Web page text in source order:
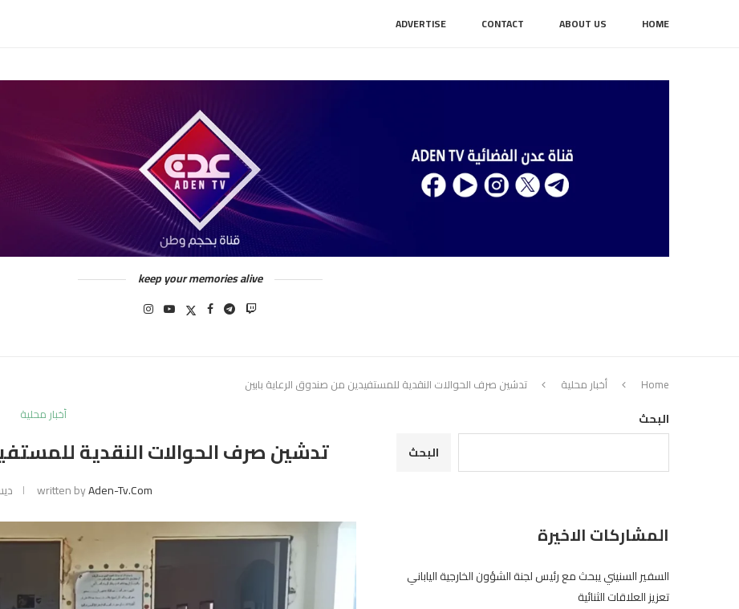
HOME
ABOUT US
CONTACT
ADVERTISE
keep your memories alive
Home أخبار محلية
تدشين صرف الحوالات النقدية للمستفيدين من صندوق الرعاية بابين
أخبار محلية
تدشين صرف الحوالات النقدية
written byAden-Tv.com
البحث
البحث
المشاركات الاخيرة
السفير السنيني يبحث مع رئيس لجنة الشؤون الخارجية الياباني
تعزيز العلاقات الثنائية